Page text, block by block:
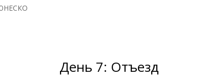
День 7: Отъезд